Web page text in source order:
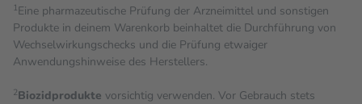
1Eine pharmazeutische Prüfung der Arzneimittel und sonstigen
Produkte in deinem Warenkorb beinhaltet die Durchführung von
Wechselwirkungschecks und die Prüfung etwaiger
Anwendungshinweise des Herstellers.
2Biozidprodukte vorsichtig verwenden. Vor Gebrauch stets